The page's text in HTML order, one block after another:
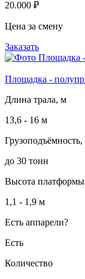
20.000 ₽
Цена за смену
Заказать
Площадка -
Длина трала, м
13,6 - 16 м
Грузоподъёмность,
до 30 тонн
Высота платформы
1,1 - 1,9 м
Есть аппарели?
Есть
Количество